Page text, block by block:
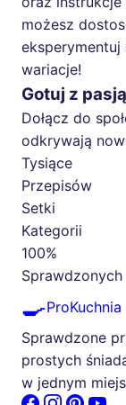
możesz
eksperymentuj
wariacje!
Gotuj z
Dołącz do
odkrywają
Tysiące
Przepisów
Setki
Kategorii
100%
Sprawdzonych
🍳ProKuchnia
Sprawdzone
prostych
w jednym